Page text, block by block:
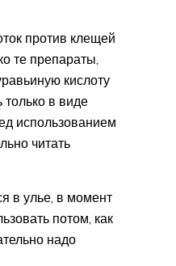
против клещей
те препараты,
кислоту
в виде
использованием
читать
в улье, в момент
потом, как
надо